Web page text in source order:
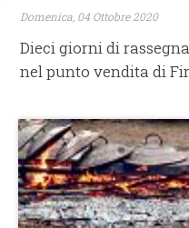
Domenica, 04 Ottobre 2020
Dieci giorni di
nel punto vendita di